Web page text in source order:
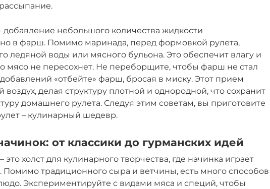
добавление небольшого количества жидкости
в фарш. Помимо маринада, перед формовкой рулета,
ледяной воды или мясного бульона. Это обеспечит влагу и
мясо не пересохнет. Не переборщите, чтобы фарш не стал
«отбейте» фарш, бросая в миску. Этот прием
делая структуру плотной и однородной, что сохранит
домашнего рулета. Следуя этим советам, вы приготовите
– кулинарный шедевр.
от классики до гурманских идей
холст для кулинарного творчества, где начинка играет
Помимо традиционного сыра и ветчины, есть много способов
Экспериментируйте с видами мяса и специй, чтобы